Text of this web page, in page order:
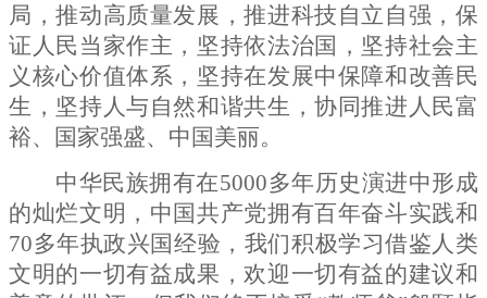
局，推动高质量发展，推进科技自立自强，保
证人民当家作主，坚持依法治国，坚持社会主
义核心价值体系，坚持在发展中保障和改善民
生，坚持人与自然和谐共生，协同推进人民富
裕、国家强盛、中国美丽。
中华民族拥有在5000多年历史演进中形成
的灿烂文明，中国共产党拥有百年奋斗实践和
70多年执政兴国经验，我们积极学习借鉴人类
文明的一切有益成果，欢迎一切有益的建议和